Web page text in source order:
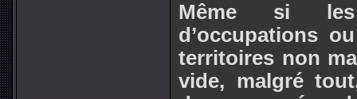
Même si les
d’occupations
territoires non
vide, malgré